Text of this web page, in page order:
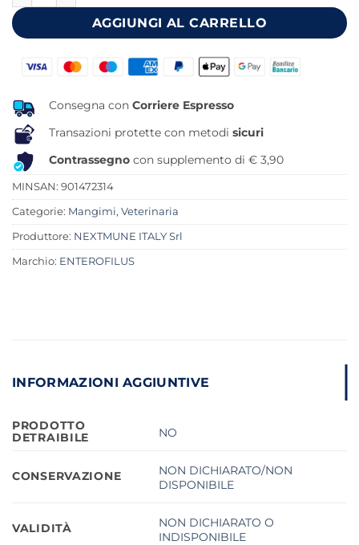
24,70 €.19,60 €.
AGGIUNGI AL CARRELLO
Consegna con Corriere Espresso
Transazioni protette con metodi sicuri
Contrassegno con supplemento di € 3,90
MINSAN: 901472314
Categorie: Mangimi, Veterinaria
Produttore: NEXTMUNE ITALY Srl
Marchio: ENTEROFILUS
INFORMAZIONI AGGIUNTIVE
PRODOTTO
DETRAIBILE
NO
CONSERVAZIONE
NON DICHIARATO/NON
DISPONIBILE
VALIDITÀ
NON DICHIARATO O
INDISPONIBILE